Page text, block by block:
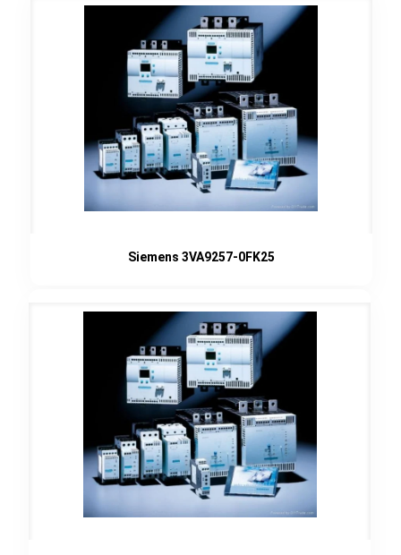
Siemens 3VA9257-0FK25